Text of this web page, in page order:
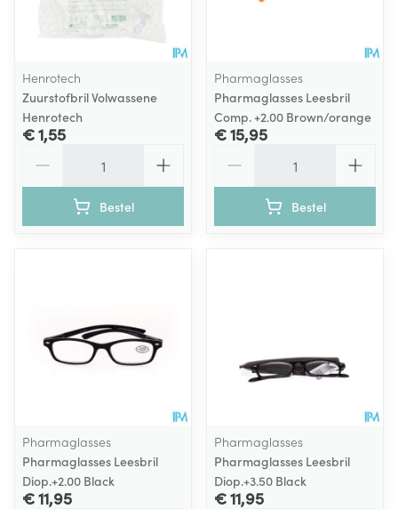
Henrotech
Zuurstofbril Volwassene
Henrotech
€ 1,55
Bestel
Pharmaglasses
Pharmaglasses Leesbril
Comp. +2.00 Brown/orange
€ 15,95
Bestel
Pharmaglasses
Pharmaglasses Leesbril
Diop.+2.00 Black
€ 11,95
Pharmaglasses
Pharmaglasses Leesbril
Diop.+3.50 Black
€ 11,95